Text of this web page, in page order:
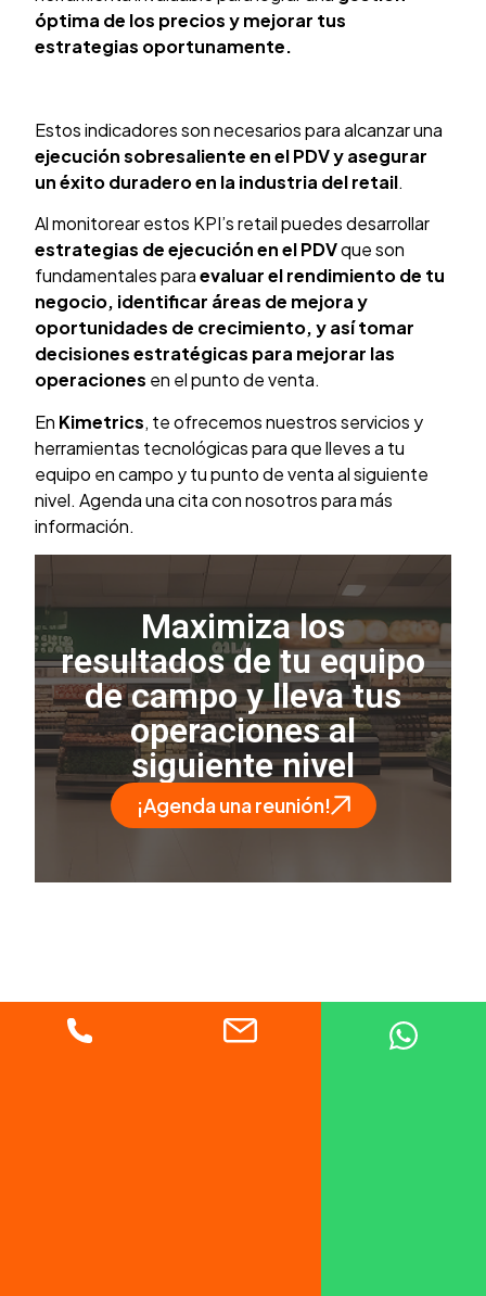
óptima de los precios y mejorar tus
estrategias oportunamente.
Estos indicadores son necesarios para alcanzar una
ejecución sobresaliente en el PDV y asegurar
un éxito duradero en la industria del retail.
Al monitorear estos KPI’s retail puedes desarrollar
estrategias de ejecución en el PDVque son
fundamentales paraevaluar el rendimiento de tu
negocio, identificar áreas de mejora y
oportunidades de crecimiento, y así tomar
decisiones estratégicas para mejorar las
operaciones en el punto de venta.
En Kimetrics, te ofrecemos nuestros servicios y
herramientas tecnológicas para que lleves a tu
equipo en campo y tu punto de venta al siguiente
nivel. Agenda una cita con nosotros para más
información.
Maximiza los
resultados de tu equipo
de campo y lleva tus
operaciones al
siguiente nivel
¡Agenda una reunión!